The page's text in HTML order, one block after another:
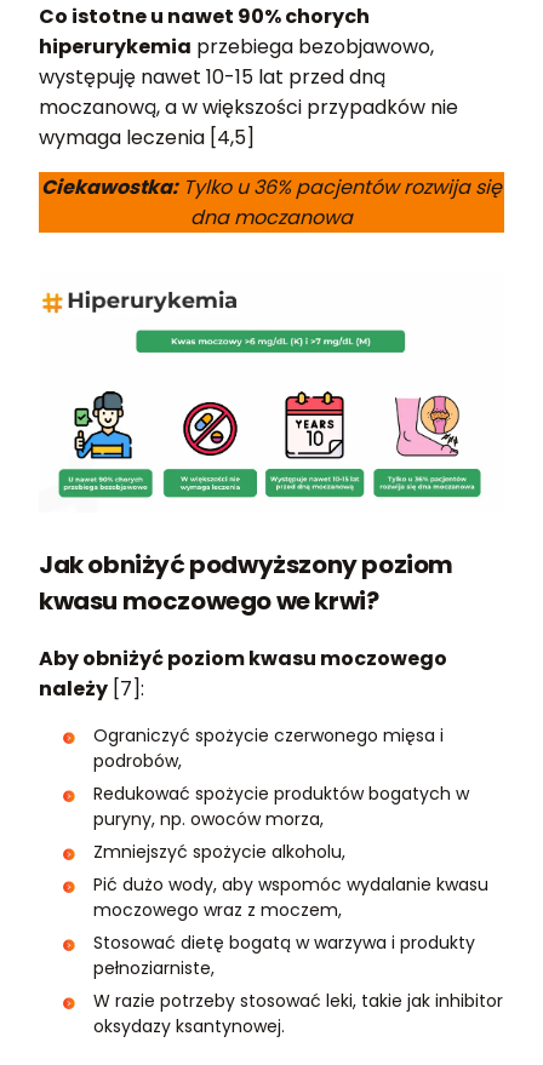
Co istotne u nawet 90% chorych
hiperurykemia przebiega bezobjawowo,
występuję nawet 10-15 lat przed dną
moczanową, a w większości przypadków nie
wymaga leczenia [4,5]
Ciekawostka:Tylko u 36% pacjentów rozwija się
dna moczanowa
Jak obniżyć podwyższony poziom
kwasu moczowego we krwi?
Aby obniżyć poziom kwasu moczowego
należy [7]:
Ograniczyć spożycie czerwonego mięsa i
podrobów,
Redukować spożycie produktów bogatych w
puryny, np. owoców morza,
Zmniejszyć spożycie alkoholu,
Pić dużo wody, aby wspomóc wydalanie kwasu
moczowego wraz z moczem,
Stosować dietę bogatą w warzywa i produkty
pełnoziarniste,
W razie potrzeby stosować leki, takie jak inhibitor
oksydazy ksantynowej.